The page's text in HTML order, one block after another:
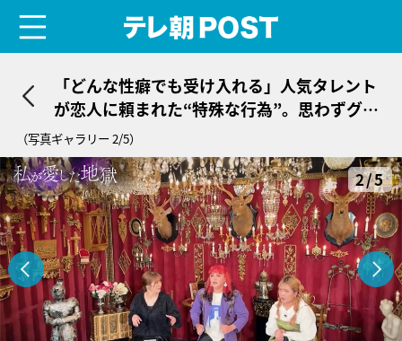
「どんな性癖でも受け入れる」人気タレント
が恋人に頼まれた“特殊な行為”。思わずググ
ったのは「目 舐められる範囲」
（写真ギャラリー 2/5）
2/5